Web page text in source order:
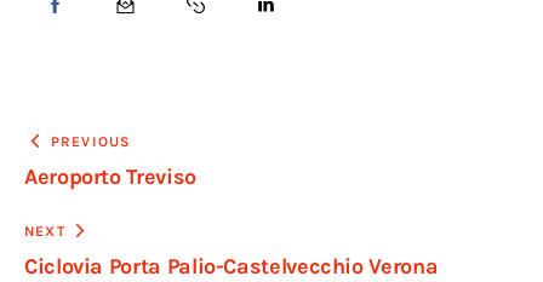
PREVIOUS
Aeroporto Treviso
NEXT
Ciclovia Porta Palio-Castelvecchio Verona